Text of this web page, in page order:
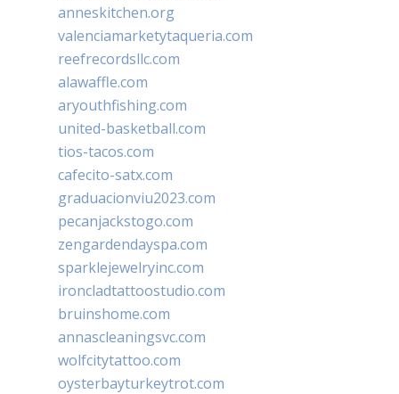
anneskitchen.org
valenciamarketytaqueria.com
reefrecordsllc.com
alawaffle.com
aryouthfishing.com
united-basketball.com
tios-tacos.com
cafecito-satx.com
graduacionviu2023.com
pecanjackstogo.com
zengardendayspa.com
sparklejewelryinc.com
ironcladtattoostudio.com
bruinshome.com
annascleaningsvc.com
wolfcitytattoo.com
oysterbayturkeytrot.com